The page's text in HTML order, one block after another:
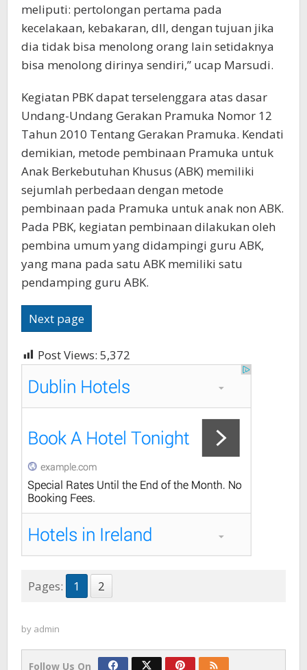
meliputi: pertolongan pertama pada
kecelakaan, kebakaran, dll, dengan tujuan jika
dia tidak bisa menolong orang lain setidaknya
bisa menolong dirinya sendiri,” ucap Marsudi.
Kegiatan PBK dapat terselenggara atas dasar
Undang-Undang Gerakan Pramuka Nomor 12
Tahun 2010 Tentang Gerakan Pramuka. Kendati
demikian, metode pembinaan Pramuka untuk
Anak Berkebutuhan Khusus (ABK) memiliki
sejumlah perbedaan dengan metode
pembinaan pada Pramuka untuk anak non ABK.
Pada PBK, kegiatan pembinaan dilakukan oleh
pembina umum yang didampingi guru ABK,
yang mana pada satu ABK memiliki satu
pendamping guru ABK.
Next page
Post Views: 5,372
Pages: 1 2
by admin
Follow Us On